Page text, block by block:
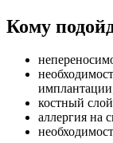
Кому
костный
аллергия на